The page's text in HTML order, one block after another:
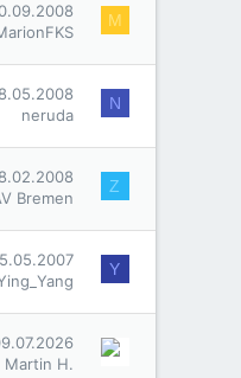
M
neruda
N
Bremen
Z
Y
Martin H.